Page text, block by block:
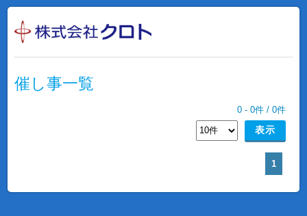
催し事一覧
0- 0件 / 0件
1